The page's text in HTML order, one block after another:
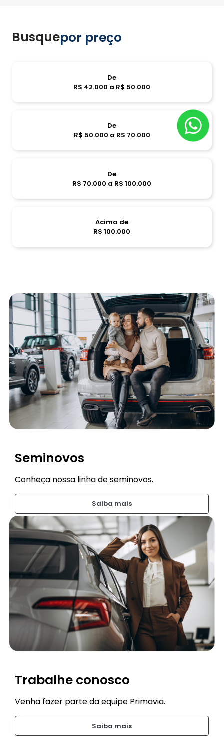
Busquepor preço
De
R$ 42.000 a R$ 50.000
De
R$ 50.000 a R$ 70.000
De
R$ 70.000 a R$ 100.000
Acima de
R$ 100.000
Seminovos
Conheça nossa linha de seminovos.
Saiba mais
Trabalhe conosco
Venha fazer parte da equipe Primavia.
Saiba mais